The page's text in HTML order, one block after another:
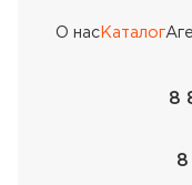
О насКаталог
8
8